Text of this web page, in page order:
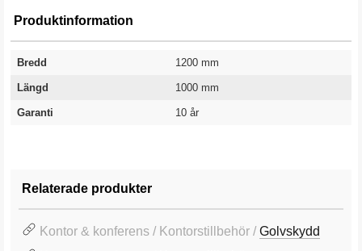
Produktinformation
Bredd 1200 mm
Längd 1000 mm
Garanti 10 år
Relaterade produkter
Kontor & konferens / Kontorstillbehör /Golvskydd